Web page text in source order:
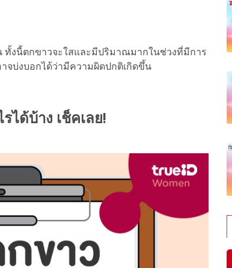
งนี้ตกขาวจะใสและมีปริมาณมากในช่วงที่มีการ
จบ่งบอกได้ว่ามีความผิดปกติเกิดขึ้น
ได้บ้าง เช็คเลย!